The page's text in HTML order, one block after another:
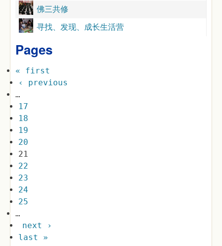
佛三共修
寻找、发现、成长生活营
Pages
« first
‹ previous
…
17
18
19
20
21
22
23
24
25
…
next ›
last »